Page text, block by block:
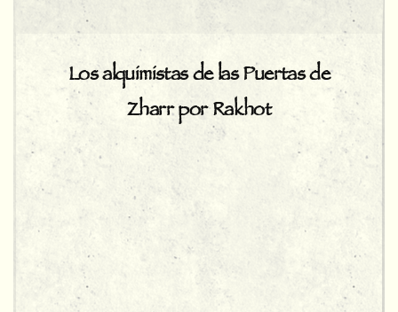
Los alquimistas de las Puertas de
Zharr por Rakhot